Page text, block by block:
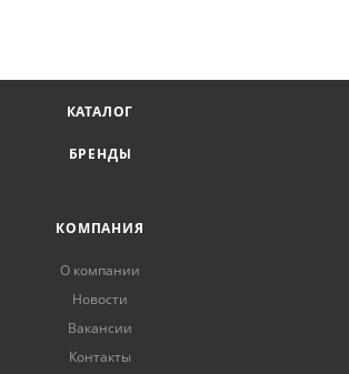
КАТАЛОГ
БРЕНДЫ
КОМПАНИЯ
О компании
Новости
Вакансии
Контакты